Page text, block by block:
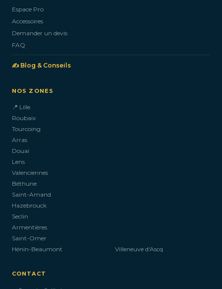
Espace Pro
Accessoires
Demander un devis
FAQ
✍️ Blog & Conseils
NOS ZONES
📍 Lille
Roubaix
Tourcoing
Arras
Douai
Lens
Valenciennes
Béthune
Saint-Amand
Hazebrouck
Seclin
Armentières
Saint-Omer
Hénin-Beaumont
Villeneuve d'Ascq
CONTACT